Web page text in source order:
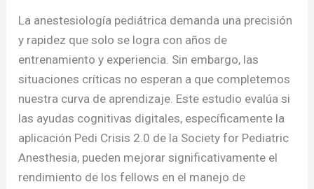
La anestesiología pediátrica demanda una precisión
y rapidez que solo se logra con años de
entrenamiento y experiencia. Sin embargo, las
situaciones críticas no esperan a que completemos
nuestra curva de aprendizaje. Este estudio evalúa si
las ayudas cognitivas digitales, específicamente la
aplicación Pedi Crisis 2.0 de la Society for Pediatric
Anesthesia, pueden mejorar significativamente el
rendimiento de los fellows en el manejo de